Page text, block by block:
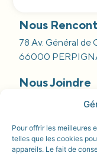
Pour offrir les meilleures
telles que les cookies
appareils. Le fait de
Nous
78 Av. Général de
66000
Nous Joindre